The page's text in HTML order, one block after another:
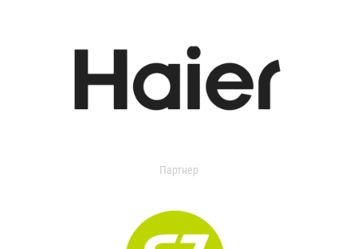
Партнер